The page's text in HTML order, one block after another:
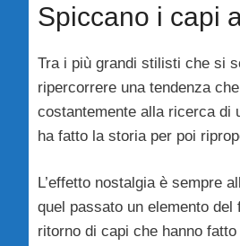
Spiccano i capi
Tra i più grandi stilisti che si
ripercorrere una tendenza
costantemente alla ricerca di
ha fatto la storia per poi
L’effetto nostalgia è sempre
quel passato un elemento
ritorno di capi che hanno